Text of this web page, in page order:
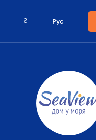
₴
Валюта на сайте
$ Доллары
Рус
Язык сайта
Українська